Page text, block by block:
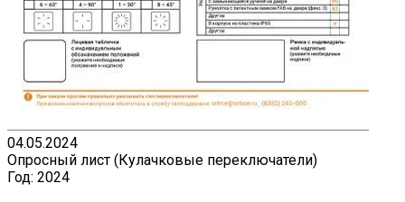
04.05.2024
Опросный лист (Кулачковые переключатели)
Год: 2024